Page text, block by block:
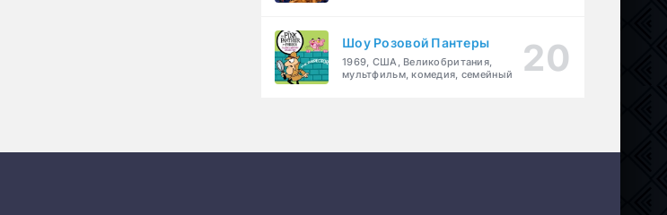
Шоу Розовой Пантеры
1969, США, Великобритания,
мультфильм, комедия, семейный